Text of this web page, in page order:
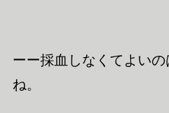
ーー採血しなくてよい
ね。